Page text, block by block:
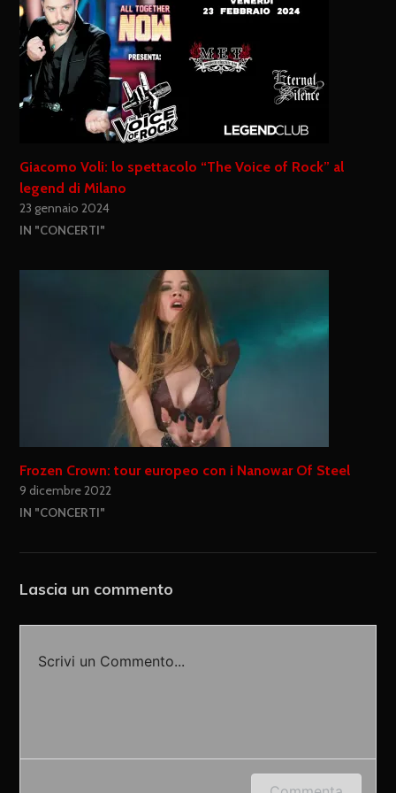
Giacomo Voli: lo spettacolo “The Voice of Rock” al
legend di Milano
23 gennaio 2024
IN "CONCERTI"
Frozen Crown: tour europeo con i Nanowar Of Steel
9 dicembre 2022
IN "CONCERTI"
Lascia un commento
Scrivi un Commento...
Accedi o fornisci il tuo nome o indirizzo e-mail